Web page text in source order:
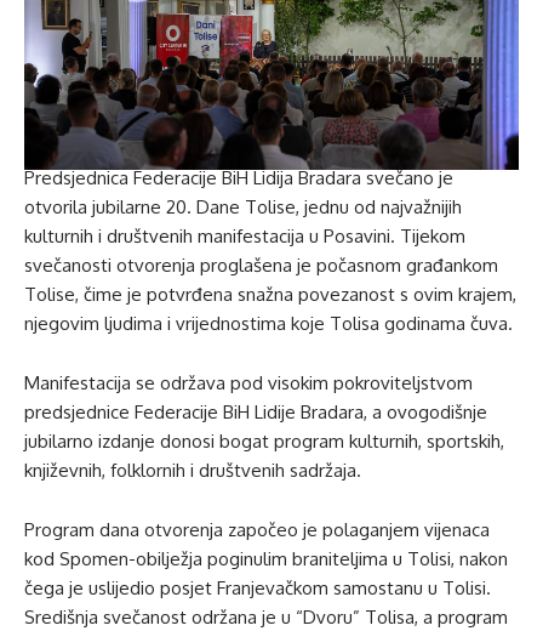
Predsjednica Federacije BiH Lidija Bradara svečano je
otvorila jubilarne 20. Dane Tolise, jednu od najvažnijih
kulturnih i društvenih manifestacija u Posavini. Tijekom
svečanosti otvorenja proglašena je počasnom građankom
Tolise, čime je potvrđena snažna povezanost s ovim krajem,
njegovim ljudima i vrijednostima koje Tolisa godinama čuva.
Manifestacija se održava pod visokim pokroviteljstvom
predsjednice Federacije BiH Lidije Bradara, a ovogodišnje
jubilarno izdanje donosi bogat program kulturnih, sportskih,
književnih, folklornih i društvenih sadržaja.
Program dana otvorenja započeo je polaganjem vijenaca
kod Spomen-obilježja poginulim braniteljima u Tolisi, nakon
čega je uslijedio posjet Franjevačkom samostanu u Tolisi.
Središnja svečanost održana je u “Dvoru” Tolisa, a program